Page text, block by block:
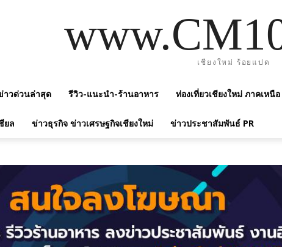
เชียงใหม่ ร้อยแปด
าวด่วนล่าสุด รีวิว-แนะนำ-ร้านอาหาร ท่องเที่ยวเชียงใหม่ ภาคเหนือ
ยล ข่าวธุรกิจ ข่าวเศรษฐกิจเชียงใหม่ ข่าวประชาสัมพันธ์ PR